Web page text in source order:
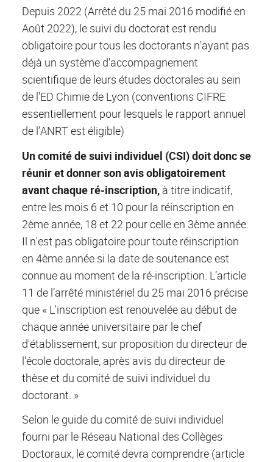
Depuis 2022 (Arrêté du 25 mai 2016 modifié en
Août 2022), le suivi du doctorat est rendu
obligatoire pour tous les doctorants n'ayant pas
déjà un système d'accompagnement
scientifique de leurs études doctorales au sein
de l'ED Chimie de Lyon (conventions CIFRE
essentiellement pour lesquels le rapport annuel
de l’ANRT est éligible)
Un comité de suivi individuel (CSI) doit donc se
réunir et donner son avis obligatoirement
avant chaque ré-inscription, à titre indicatif,
entre les mois 6 et 10 pour la réinscription en
2ème année, 18 et 22 pour celle en 3ème année.
Il n'est pas obligatoire pour toute réinscription
en 4ème année si la date de soutenance est
connue au moment de la ré-inscription. L’article
11 de l’arrêté ministériel du 25 mai 2016 précise
que « L'inscription est renouvelée au début de
chaque année universitaire par le chef
d'établissement, sur proposition du directeur de
l'école doctorale, après avis du directeur de
thèse et du comité de suivi individuel du
doctorant. »
Selon le guide du comité de suivi individuel
fourni par le Réseau National des Collèges
Doctoraux, le comité devra comprendre (article